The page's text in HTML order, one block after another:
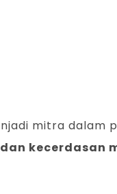
mitra dalam
kecerdasan